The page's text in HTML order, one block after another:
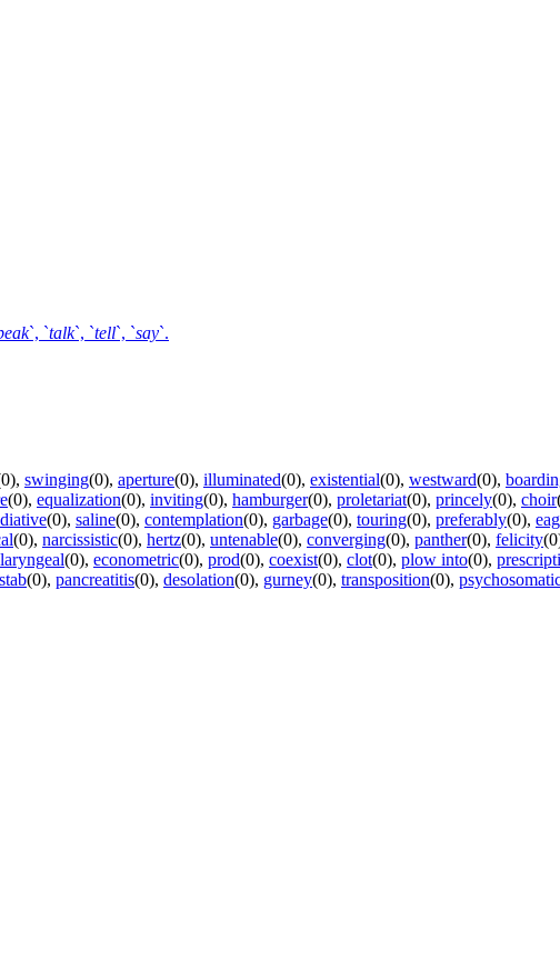
`, `talk`, `tell`, `say`.
, swinging(0), aperture(0), illuminated(0), existential(0), westward(0),
(0), equalization(0), inviting(0), hamburger(0), proletariat(0), princely(0), choir
(0), saline(0), contemplation(0), garbage(0), touring(0), preferably(0),
(0), narcissistic(0), hertz(0), untenable(0), converging(0), panther(0), felicity
laryngeal(0), econometric(0), prod(0), coexist(0), clot(0), plow into(0),
stab(0), pancreatitis(0), desolation(0), gurney(0), transposition(0),